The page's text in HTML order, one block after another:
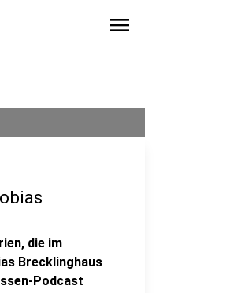
menu
die im
Brecklinghaus
Podcast